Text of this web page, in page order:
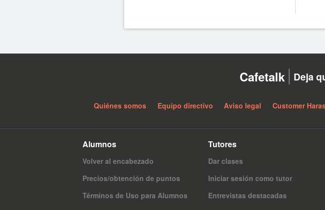
Cafetalk Deja
Quiénes somos Equipo directivo Aviso legal Customer
Alumnos
Volver al encabezado
Precios/obtención de puntos
Términos de Uso para Alumnos
Tutores
Dar clases
Iniciar sesión como tutor
Entrevistas destacadas